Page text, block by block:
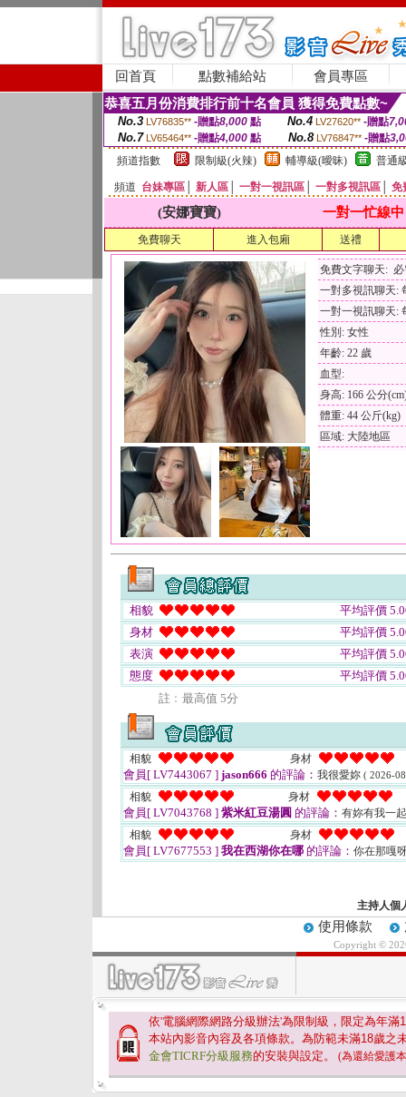
回首頁 點數補給站 會員專區
恭喜五月份消費排行前十名會員 獲得免費點數~
No.3 LV76835** -贈點8,000點 No.4 LV27620** -贈點
No.7 LV65464** -贈點4,000 點 No.8 LV76847** -贈點
頻道指數
限制級(火辣) 輔導級(曖昧) 普通
頻道 台妹專區 新人區 一對一視訊區 一對多視訊區 免
(安娜寶寶) 一對一忙線中
免費聊天 進入包廂 送禮
免費文字聊天:
一對多視訊聊天:
一對一視訊聊天:
性別: 女性
年齡: 22 歲
血型:
身高: 166 公分
體重: 44 公斤(kg)
區域: 大陸地區
相貌
平均評價
身材
平均評價
表演
平均評價
態度
平均評價
註﹕最高值 5分
相貌 身材
會員[ LV7443067 ] jason666 的評論： 我很愛妳 ( 2026-
相貌 身材
會員[ LV7043768 ] 紫米紅豆湯圓 的評論： 有妳有我一
相貌
身材
會員[ LV7677553 ] 我在西湖你在哪 的評論： 你在那嘎
主持人個
使用條款
Copyright ©
依'電腦網際網路分級辦法'為限制級，限定為年滿
本站內影音內容及各項條款。為防範未滿18歲之
金會TICRF分級服務的安裝與設定。 (為還給愛護